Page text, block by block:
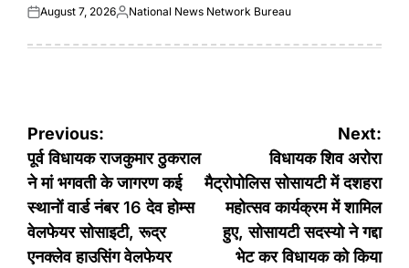
Posted
August 7, 2026Posted
National News Network Bureau
Post
navigation
Previous:
पूर्व विधायक राजकुमार ठुकराल
ने मां भगवती के जागरण कई
स्थानों वार्ड नंबर 16 देव होम्स
वेलफेयर सोसाइटी, रूद्र
एनक्लेव हाउसिंग वेलफेयर
Next:
विधायक शिव अरोरा
मैट्रोपोलिस सोसायटी में दशहरा
महोत्सव कार्यक्रम में शामिल
हुए, सोसायटी सदस्यो ने गद्दा
भेट कर विधायक को किया